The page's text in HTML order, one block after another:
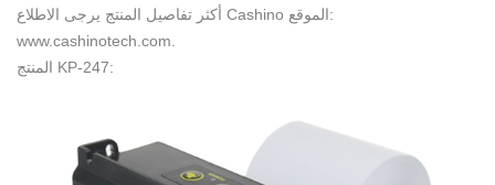
أكثر تفاصيل المنتج يرجى الاطلاع Cashino الموقع:
www.cashinotech.com.
المنتج KP-247: